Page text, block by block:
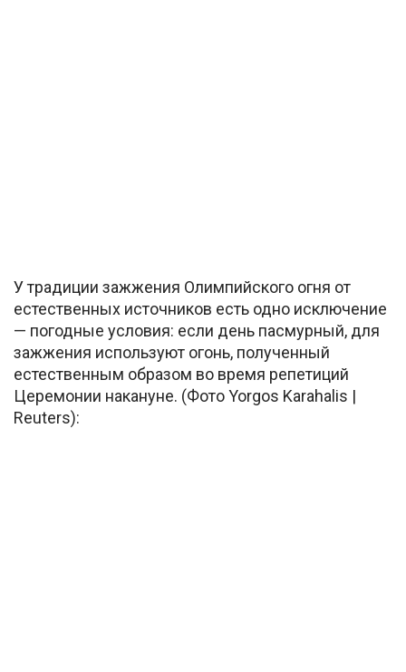
У традиции зажжения Олимпийского огня от
естественных источников есть одно исключение
— погодные условия: если день пасмурный, для
зажжения используют огонь, полученный
естественным образом во время репетиций
Церемонии накануне. (Фото Yorgos Karahalis |
Reuters):